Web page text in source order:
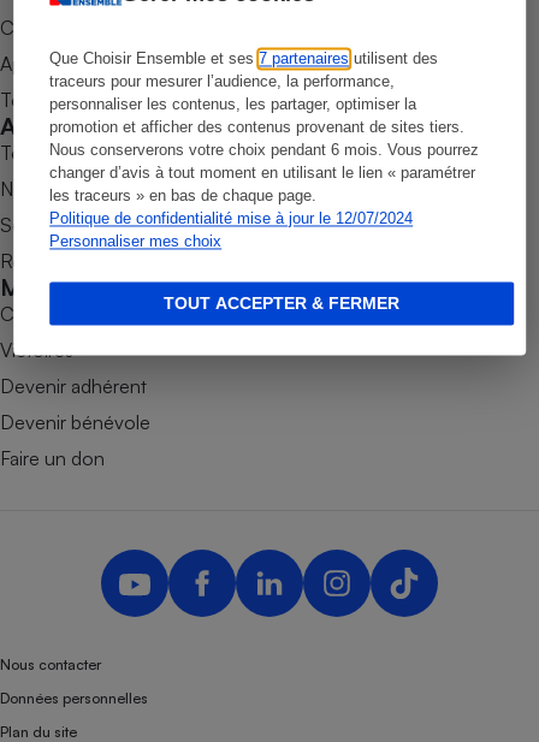
Que Choisir Ensemble et ses7 partenaires utilisent des
traceurs pour mesurer l’audience, la performance,
personnaliser les contenus, les partager, optimiser la
promotion et afficher des contenus provenant de sites tiers.
Nous conserverons votre choix pendant 6 mois. Vous pourrez
changer d’avis à tout moment en utilisant le lien « paramétrer
les traceurs » en bas de chaque page.
Politique de confidentialité mise à jour le 12/07/2024
Personnaliser mes choix
TOUT ACCEPTER & FERMER
Complément
alimentaire
Assurance emprunteur
Banque
Lave-linge
Plaque de cuisson à
induction
Téléviseur
Téléphone mobile -
Smartphone
Matelas
Mutuelle
Commander une parution
Appli Quel Produit
Tous nos tests de produits
Accompagner
Tous nos comparateurs
Nos services
Soumettre un litige
Rencontrer une association locale
Mobiliser
Combats
Victoires
Devenir adhérent
Devenir bénévole
Faire un don
Nous contacter
Données personnelles
Plan du site